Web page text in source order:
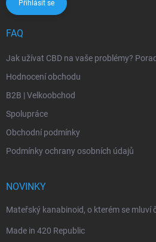
Přihlásit se
FAQ
Jak užívat CBD na vaše problémy?
Hodnocení obchodu
B2B | Velkoobchod
Spolupráce
Obchodní podmínky
Podmínky ochrany osobních údajů
NOVINKY
Mateřský kanabinoid, o kterém se mluví
Made in 420 Republic